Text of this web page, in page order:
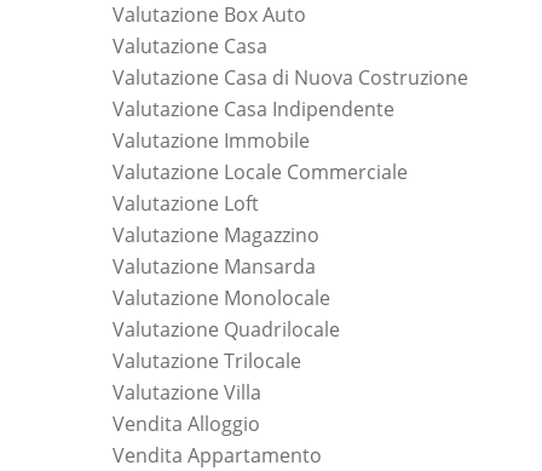
Valutazione Box Auto
Valutazione Casa
Valutazione Casa di Nuova Costruzione
Valutazione Casa Indipendente
Valutazione Immobile
Valutazione Locale Commerciale
Valutazione Loft
Valutazione Magazzino
Valutazione Mansarda
Valutazione Monolocale
Valutazione Quadrilocale
Valutazione Trilocale
Valutazione Villa
Vendita Alloggio
Vendita Appartamento